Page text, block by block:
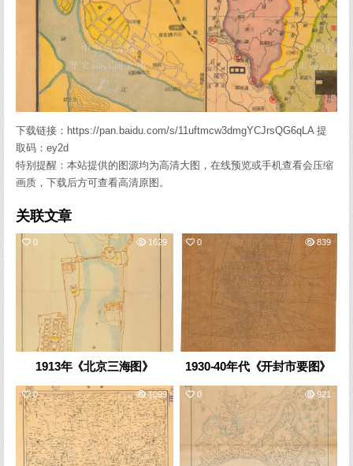
下载链接：https://pan.baidu.com/s/11uftmcw3dmgYCJrsQG6qLA 提
取码：ey2d
特别提醒：本站提供的图源均为高清大图，在线预览或手机查看会压缩
画质，下载后方可查看高清原图。
关联文章
0 1629
1913年《北京三海图》
0 839
1930-40年代《开封市要图》
0 1099 0 921